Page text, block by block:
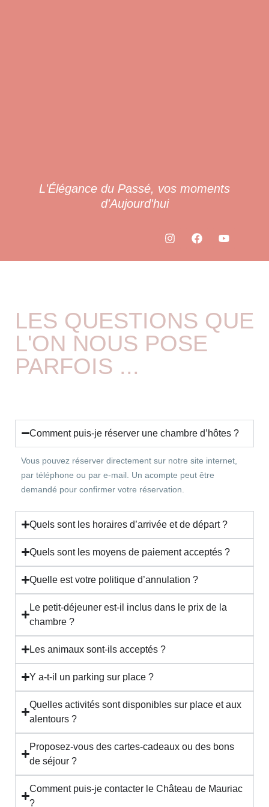
L'Élégance du Passé, vos moments
d'Aujourd'hui
LES QUESTIONS QUE
L'ON NOUS POSE
PARFOIS ...
Comment puis-je réserver une chambre d’hôtes ?
Vous pouvez réserver directement sur notre site internet,
par téléphone ou par e-mail. Un acompte peut être
demandé pour confirmer votre réservation.
Quels sont les horaires d’arrivée et de départ ?
Quels sont les moyens de paiement acceptés ?
Quelle est votre politique d’annulation ?
Le petit-déjeuner est-il inclus dans le prix de la
chambre ?
Les animaux sont-ils acceptés ?
Y a-t-il un parking sur place ?
Quelles activités sont disponibles sur place et aux
alentours ?
Proposez-vous des cartes-cadeaux ou des bons
de séjour ?
Comment puis-je contacter le Château de Mauriac
?